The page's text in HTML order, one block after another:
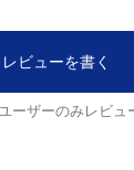
レビューを書く